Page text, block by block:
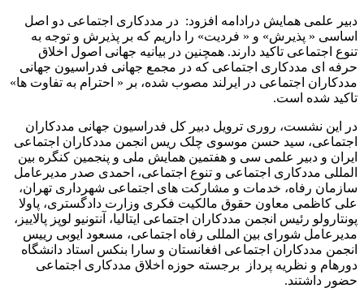
دبیر علمی همایش درادامه افزود: در مددکاری اجتماعی دو اصل
اساسی « پذیرش» و « فردیت» را داریم که بر پذیرش و توجه به
تنوع اجتماعی تاکید دارند. همچنین در بیانیه جهانی اصول اخلاق
حرفه ای مددکاری اجتماعی که در مجمع جهانی فدراسیون جهانی
مددکاران اجتماعی در ایرلند مصوب شده، بر « احترام به تفاوت ها»
تاکید شده است.
در این نشست، روری ترویل دبیر کل فدراسیون جهانی مددکاران
اجتماعی، سید حسن موسوی چلک ریس انجمن مددکاران اجتماعی
ایران و دبیر علمی سی و هفتمین همایش ملی و پنجمین کنگره بین
المللی مددکاری اجتماعی و تنوع اجتماعی، احمدی صدر مدیرعامل
سازمان رفاه، خدمات و مشارکت های اجتماعی شهرداری تهران،
علی کاظمی معاون حقوق مالکیت فکری وزارت دادگستری، پاولا
پونتارولو رئیس انجمن مددکاران اجتماعی ایتالیا، آنتونیو لوپز پالاییز،
مدیرعامل شورای بین المللی رفاه اجتماعی، مسعود ایوبی رییس
انجمن مددکاران اجتماعی افغانستان و سارا بنکس استاد دانشگاه
دورهام و نظریه پرداز برجسته حوزه اخلاق مددکاری اجتماعی
حضور داشتند.